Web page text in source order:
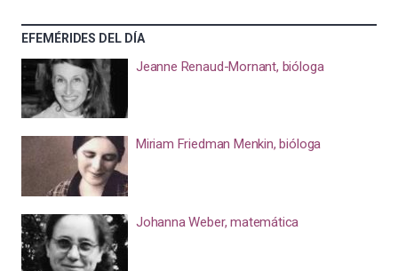
EFEMÉRIDES DEL DÍA
Jeanne Renaud-Mornant, bióloga
Miriam Friedman Menkin, bióloga
Johanna Weber, matemática